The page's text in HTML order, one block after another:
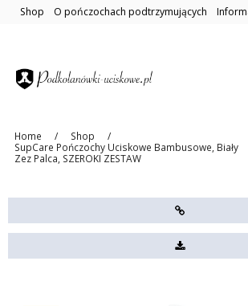
Shop O pończochach podtrzymujących
Home / Shop
/
SupCare Pończochy Uciskowe Bambusowe, Biały
Zez Palca, SZEROKI ZESTAW